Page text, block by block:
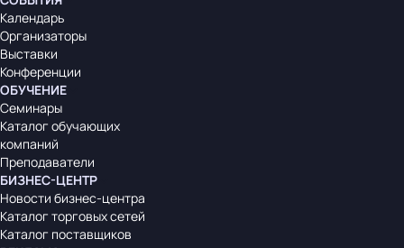
Календарь
Организаторы
Выставки
Конференции
ОБУЧЕНИЕ
Семинары
Каталог обучающих
компаний
Преподаватели
БИЗНЕС-ЦЕНТР
Новости бизнес-центра
Каталог торговых сетей
Каталог поставщиков